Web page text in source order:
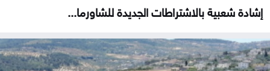
إشادة شعبية بالاشتراطات الجديدة للشاورما...